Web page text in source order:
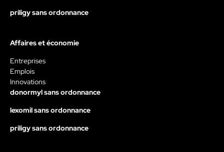
priligy sans ordonnance
Affaires et économie
Entreprises
Emplois
Innovations
donormyl sans ordonnance
lexomil sans ordonnance
priligy sans ordonnance